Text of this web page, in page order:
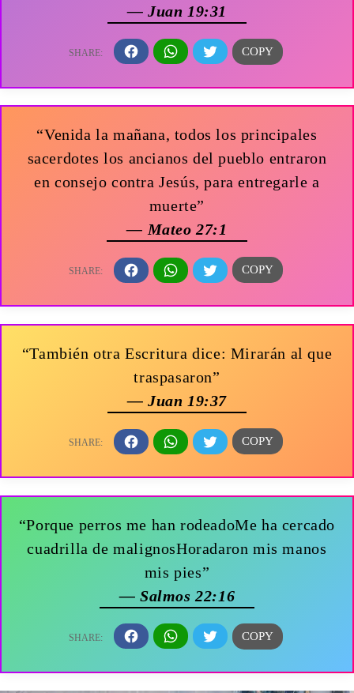
— Juan 19:31
“Venida la mañana, todos los principales
sacerdotes los ancianos del pueblo entraron
en consejo contra Jesús, para entregarle a
muerte”
— Mateo 27:1
“También otra Escritura dice: Mirarán al que
traspasaron”
— Juan 19:37
“Porque perros me han rodeadoMe ha cercado
cuadrilla de malignosHoradaron mis manos
mis pies”
— Salmos 22:16